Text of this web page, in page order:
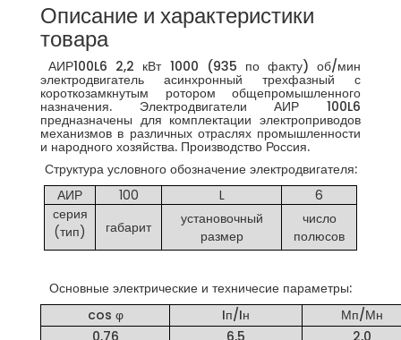
Описание и характеристики
товара
АИР100L6 2,2 кВт 1000 (935 по факту) об/мин
электродвигатель асинхронный трехфазный с
короткозамкнутым ротором общепромышленного
назначения. Электродвигатели АИР 100L6
предназначены для комплектации электроприводов
механизмов в различных отраслях промышленности
и народного хозяйства. Производство Россия.
Структура условного обозначение электродвигателя:
АИР
100 L
6
серия
(тип)
габарит
установочный
размер
число
полюсов
Основные электрические и техничесие параметры:
cos φ
Iп/Iн
Мп/Мн
0,76
6,5 2,0